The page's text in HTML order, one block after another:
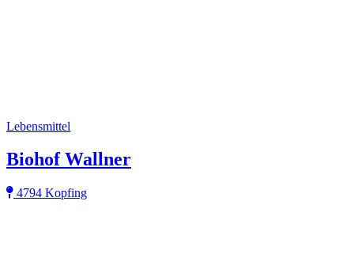
Lebensmittel
Biohof Wallner
4794 Kopfing